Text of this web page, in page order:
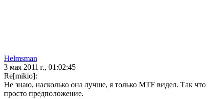
Helmsman
3 мая 2011 г., 01:02:45
Re[mikio]:
Не знаю, насколько она лучше, я только MTF видел. Так что
просто предположение.